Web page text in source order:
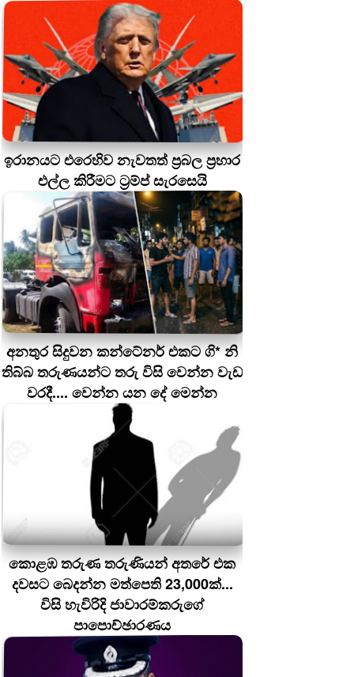
ඉරානයට එරෙහිව නැවතත් ප්‍රබල ප්‍රහාර
එල්ල කිරීමට ට්‍රම්ප් සැරසෙයි
අනතුර සිදුවන කන්ටේනර් එකට ගි* නි
තිබ්බ තරුණයන්ට තරු විසි වෙන්න වැඩ
වරදී.... වෙන්න යන දේ මෙන්න
කොළඹ තරුණ තරුණියන් අතරේ එක
දවසට බෙදන්න මත්පෙති 23,000ක්...
විසි හැවිරිදි ජාවාරම්කරුගේ
පාපොච්ඡාරණය